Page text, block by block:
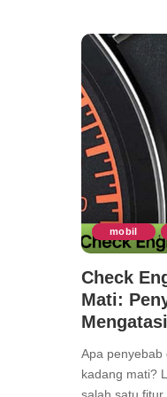
mobil ,
Check
Mati:
Apa penyebab
kadang mati?